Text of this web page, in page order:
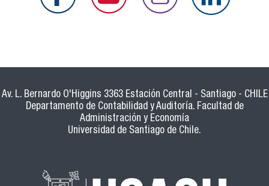
Av. L. Bernardo O'Higgins 3363 Estación Central - Santiago - CHILE
Departamento de Contabilidad y Auditoría. Facultad de
Administración y Economía
Universidad de Santiago de Chile.